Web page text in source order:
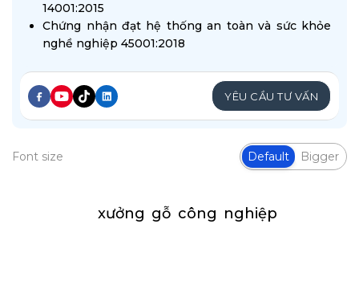
14001:2015
Chứng nhận đạt hệ thống an toàn và sức khỏe
nghề nghiệp 45001:2018
YÊU CẦU TƯ VẤN
Font size Default Bigger
xưởng gỗ công nghiệp